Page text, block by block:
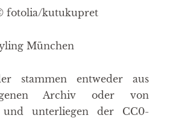
fotolia/kutukupret
München
stammen entweder aus
Archiv oder von
und unterliegen der CC0-